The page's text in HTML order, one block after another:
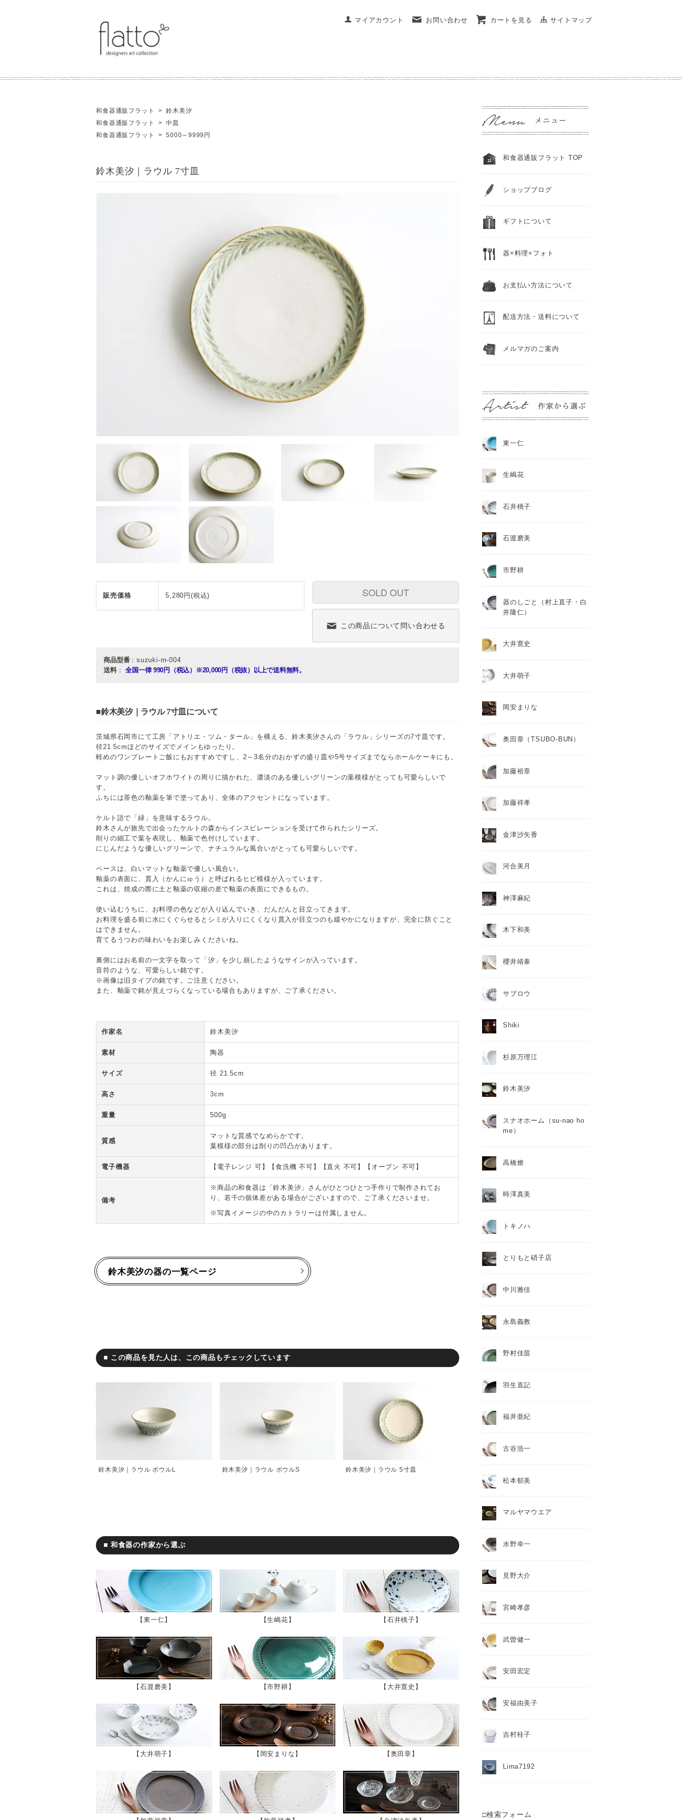
マイアカウント お問い合わせ カートを見る サイトマップ
和食器通販フラット >鈴木美汐
和食器通販フラット
>中皿
和食器通販フラット
>5000～9999円
鈴木美汐｜ラウル 7寸皿
販売価格 5,280円(税込) SOLD OUT
この商品について問い合わせる
商品型番：suzuki-m-004
送料： 全国一律 990円（税込） ※20,000円（税抜）以上で送料無料。
■鈴木美汐｜ラウル 7寸皿について
茨城県石岡市にて工房「アトリエ・ツム・タール」を構える、鈴木美汐さんの「ラウル」シリーズの7寸皿です。
径21.5cmほどのサイズでメインもゆったり。
軽めのワンプレートご飯にもおすすめですし、2～3名分のおかずの盛り皿や5号サイズまでならホールケーキにも。
マット調の優しいオフホワイトの周りに描かれた、濃淡のある優しいグリーンの葉模様がとっても可愛らしいで
す。
ふちには茶色の釉薬を筆で塗ってあり、全体のアクセントになっています。
ケルト語で「緑」を意味するラウル。
鈴木さんが旅先で出会ったケルトの森からインスピレーションを受けて作られたシリーズ。
削りの細工で葉を表現し、釉薬で色付けしています。
にじんだような優しいグリーンで、ナチュラルな風合いがとっても可愛らしいです。
ベースは、白いマットな釉薬で優しい風合い。
釉薬の表面に、貫入（かんにゅう）と呼ばれるヒビ模様が入っています。
これは、焼成の際に土と釉薬の収縮の差で釉薬の表面にできるもの。
使い込むうちに、お料理の色などが入り込んでいき、だんだんと目立ってきます。
お料理を盛る前に水にくぐらせるとシミが入りにくくなり貫入が目立つのも緩やかになりますが、完全に防ぐこと
はできません。
育てるうつわの味わいをお楽しみくださいね。
裏側にはお名前の一文字を取って「汐」を少し崩したようなサインが入っています。
音符のような、可愛らしい銘です。
※画像は旧タイプの銘です。ご注意ください。
また、釉薬で銘が見えづらくなっている場合もありますが、ご了承ください。
作家名 鈴木美汐
素材 陶器
サイズ 径 21.5cm
高さ 3cm
重量 500g
質感
マットな質感でなめらかです。
葉模様の部分は削りの凹凸があります。
電子機器 【電子レンジ 可】【食洗機 不可】【直火 不可】【オーブン 不可】
備考
※商品の和食器は「鈴木美汐」さんがひとつひとつ手作りで制作されてお
り、若干の個体差がある場合がございますので、ご了承くださいませ。
※写真イメージの中のカトラリーは付属しません。
鈴木美汐の器の一覧ページ
■ この商品を見た人は、この商品もチェックしています
鈴木美汐｜ラウル ボウルL 鈴木美汐｜ラウル ボウルS 鈴木美汐｜ラウル 5寸皿
■ 和食器の作家から選ぶ
東一仁 生嶋花 石井桃子
石渡磨美 市野耕 大井寛史
大井萌子 岡安まりな 奥田章
和食器通販フラット TOP
ショップブログ
ギフトについて
器×料理×フォト
お支払い方法について
配送方法・送料について
メルマガのご案内
東一仁
生嶋花
石井桃子
石渡磨美
市野耕
器のしごと（村上直子・白
井隆仁）
大井寛史
大井萌子
岡安まりな
奥田章（TSUBO-BUN）
加藤裕章
加藤祥孝
金津沙矢香
河合美月
神澤麻紀
木下和美
櫻井靖泰
サブロウ
Shiki
杉原万理江
鈴木美汐
スナオホーム（su-nao ho
me）
高橋燎
時澤真美
トキノハ
とりもと硝子店
中川雅佳
永島義教
野村佳苗
羽生直記
福井亜紀
古谷浩一
松本郁美
マルヤマウエア
水野幸一
見野大介
宮崎孝彦
武曽健一
安田宏定
安福由美子
吉村桂子
Lima7192
□検索フォーム